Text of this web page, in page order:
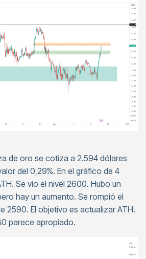
de oro se cotiza a 2.594 dólares
del 0,29%. En el gráfico de 4
Se vio el nivel 2600. Hubo un
hay un aumento. Se rompió el
2590. El objetivo es actualizar ATH.
parece apropiado.